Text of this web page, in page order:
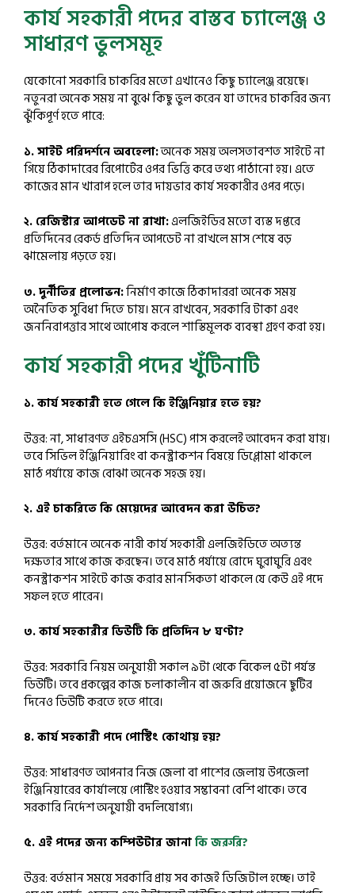
কার্য সহকারী পদের বাস্তব চ্যালেঞ্জ ও
সাধারণ ভুলসমূহ
যেকোনো সরকারি চাকরির মতো এখানেও কিছু চ্যালেঞ্জ রয়েছে।
নতুনরা অনেক সময় না বুঝে কিছু ভুল করেন যা তাদের চাকরির জন্য
ঝুঁকিপূর্ণ হতে পারে:
১. সাইট পরিদর্শনে অবহেলা:অনেক সময় অলসতাবশত সাইটে না
গিয়ে ঠিকাদারের রিপোর্টের ওপর ভিত্তি করে তথ্য পাঠানো হয়। এতে
কাজের মান খারাপ হলে তার দায়ভার কার্য সহকারীর ওপর পড়ে।
২. রেজিস্টার আপডেট না রাখা:এলজিইডির মতো ব্যস্ত দপ্তরে
প্রতিদিনের রেকর্ড প্রতিদিন আপডেট না রাখলে মাস শেষে বড়
ঝামেলায় পড়তে হয়।
৩. দুর্নীতির প্রলোভন:নির্মাণ কাজে ঠিকাদাররা অনেক সময়
অনৈতিক সুবিধা দিতে চায়। মনে রাখবেন, সরকারি টাকা এবং
জননিরাপত্তার সাথে আপোষ করলে শাস্তিমূলক ব্যবস্থা গ্রহণ করা হয়।
কার্য সহকারী পদের খুঁটিনাটি
১. কার্য সহকারী হতে গেলে কি ইঞ্জিনিয়ার হতে হয়?
উত্তর: না, সাধারণত এইচএসসি (HSC) পাস করলেই আবেদন করা যায়।
তবে সিভিল ইঞ্জিনিয়ারিং বা কনস্ট্রাকশন বিষয়ে ডিপ্লোমা থাকলে
মাঠ পর্যায়ে কাজ বোঝা অনেক সহজ হয়।
২. এই চাকরিতে কি মেয়েদের আবেদন করা উচিত?
উত্তর: বর্তমানে অনেক নারী কার্য সহকারী এলজিইডিতে অত্যন্ত
দক্ষতার সাথে কাজ করছেন। তবে মাঠ পর্যায়ে রোদে ঘুরাঘুরি এবং
কনস্ট্রাকশন সাইটে কাজ করার মানসিকতা থাকলে যে কেউ এই পদে
সফল হতে পারেন।
৩. কার্য সহকারীর ডিউটি কি প্রতিদিন ৮ ঘণ্টা?
উত্তর: সরকারি নিয়ম অনুযায়ী সকাল ৯টা থেকে বিকেল ৫টা পর্যন্ত
ডিউটি। তবে প্রকল্পের কাজ চলাকালীন বা জরুরি প্রয়োজনে ছুটির
দিনেও ডিউটি করতে হতে পারে।
৪. কার্য সহকারী পদে পোস্টিং কোথায় হয়?
উত্তর: সাধারণত আপনার নিজ জেলা বা পাশের জেলায় উপজেলা
ইঞ্জিনিয়ারের কার্যালয়ে পোস্টিং হওয়ার সম্ভাবনা বেশি থাকে। তবে
সরকারি নির্দেশ অনুযায়ী বদলিযোগ্য।
৫. এই পদের জন্য কম্পিউটার জানাকি জরুরি?
উত্তর: বর্তমান সময়ে সরকারি প্রায় সব কাজই ডিজিটাল হচ্ছে। তাই